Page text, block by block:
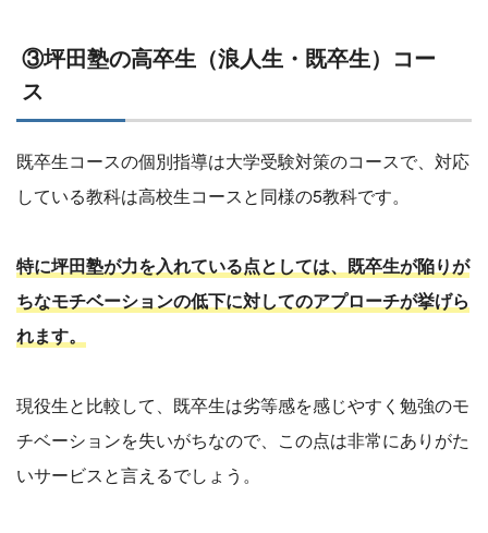
③坪田塾の高卒生（浪人生・既卒生）コー
ス
既卒生コースの個別指導は大学受験対策のコースで、対応
している教科は高校生コースと同様の5教科です。
特に坪田塾が力を入れている点としては、既卒生が陥りが
ちなモチベーションの低下に対してのアプローチが挙げら
れます。
現役生と比較して、既卒生は劣等感を感じやすく勉強のモ
チベーションを失いがちなので、この点は非常にありがた
いサービスと言えるでしょう。